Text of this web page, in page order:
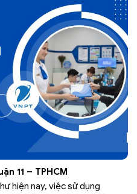
11 – TPHCM
hiện nay, việc sử dụng